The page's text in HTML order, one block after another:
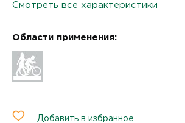
Смотреть все характеристики
Области применения:
Добавить в избранное